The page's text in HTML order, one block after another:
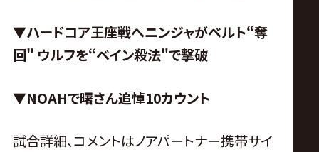
▼ハードコア王座戦へニンジャがベルト“奪
回" ウルフを“ベイン殺法"で撃破
▼NOAHで曙さん追悼10カウント
試合詳細、コメントはノアパートナー携帯サイ